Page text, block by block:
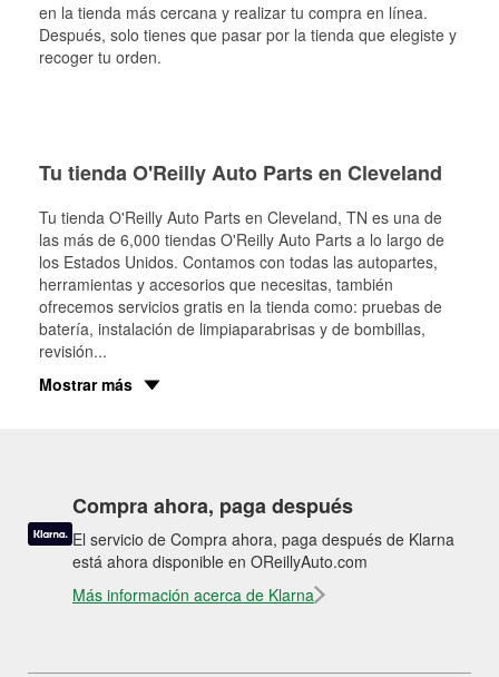
en la tienda más cercana y realizar tu compra en línea.
Después, solo tienes que pasar por la tienda que elegiste y
recoger tu orden.
Tu tienda O'Reilly Auto Parts en Cleveland
Tu tienda O'Reilly Auto Parts en Cleveland, TN es una de
las más de 6,000 tiendas O'Reilly Auto Parts a lo largo de
los Estados Unidos. Contamos con todas las autopartes,
herramientas y accesorios que necesitas, también
ofrecemos servicios gratis en la tienda como: pruebas de
batería, instalación de limpiaparabrisas y de bombillas,
revisión...
Mostrar más
Compra ahora, paga después
El servicio de Compra ahora, paga después de Klarna
está ahora disponible en OReillyAuto.com
Más información acerca de Klarna